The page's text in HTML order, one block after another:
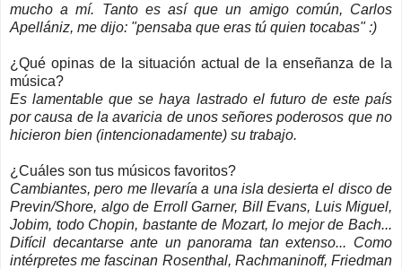
mucho a mí. Tanto es así que un amigo común, Carlos
Apellániz, me dijo: "pensaba que eras tú quien tocabas" :)
¿Qué opinas de la situación actual de la enseñanza de la
música?
Es lamentable que se haya lastrado el futuro de este país
por causa de la avaricia de unos señores poderosos que no
hicieron bien (intencionadamente) su trabajo.
¿Cuáles son tus músicos favoritos?
Cambiantes, pero me llevaría a una isla desierta el disco de
Previn/Shore, algo de Erroll Garner, Bill Evans, Luis Miguel,
Jobim, todo Chopin, bastante de Mozart, lo mejor de Bach...
Difícil decantarse ante un panorama tan extenso... Como
intérpretes me fascinan Rosenthal, Rachmaninoff, Friedman